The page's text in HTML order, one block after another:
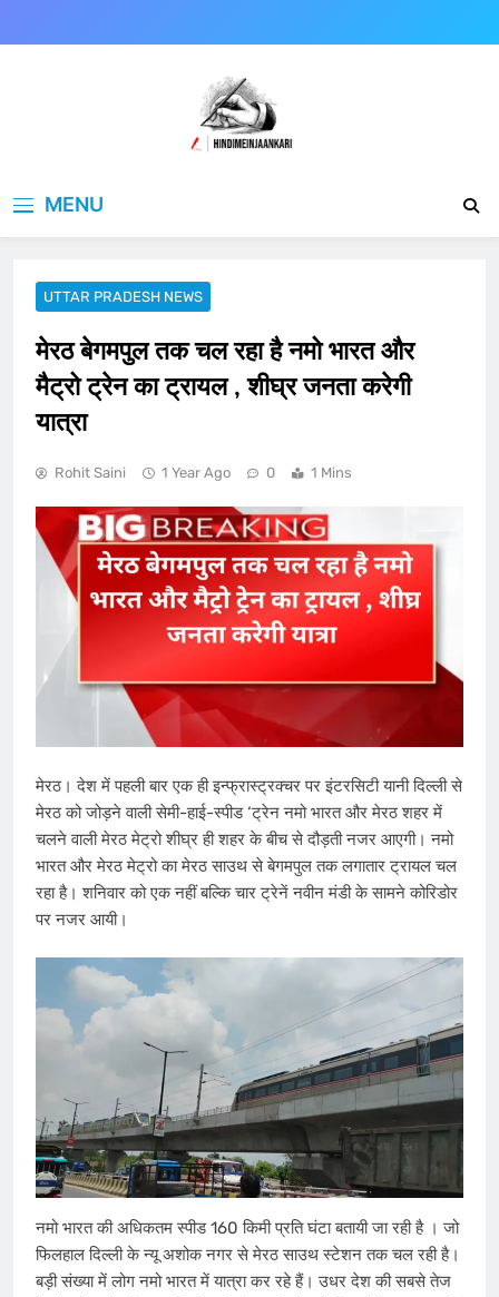
to
MENU
UTTAR PRADESH NEWS
मेरठ बेगमपुल तक चल रहा है नमो भारत और
मैट्रो ट्रेन का ट्रायल , शीघ्र जनता करेगी
यात्रा
Rohit Saini 1 Year Ago 0 1 Mins
मेरठ। देश में पहली बार एक ही इन्फ्रास्ट्रक्चर पर इंटरसिटी यानी दिल्ली से
मेरठ को जोड़ने वाली सेमी-हाई-स्पीड ‘ट्रेन नमो भारत और मेरठ शहर में
चलने वाली मेरठ मेट्रो शीघ्र ही शहर के बीच से दौड़ती नजर आएगी। नमो
भारत और मेरठ मेट्रो का मेरठ साउथ से बेगमपुल तक लगातार ट्रायल चल
रहा है। शनिवार को एक नहीं ब​ल्कि चार ट्रेनें नवीन मंडी के सामने कोरिडोर
पर नजर आयी।
नमो भारत की अधिकतम स्पीड 160 किमी प्रति घंटा बतायी जा रही है । जो
फिलहाल दिल्ली के न्यू अशोक नगर से मेरठ साउथ स्टेशन तक चल रही है।
बड़ी संख्या में लोग नमो भारत में यात्रा कर रहे हैं। उधर देश की सबसे तेज